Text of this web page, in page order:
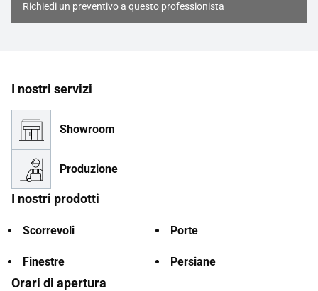
Richiedi un preventivo a questo professionista
I nostri servizi
Showroom
Produzione
I nostri prodotti
Scorrevoli Porte
Finestre Persiane
Orari di apertura